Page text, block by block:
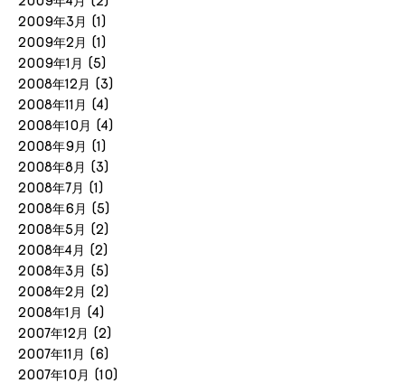
2009年3月 (1)
2009年2月 (1)
2009年1月 (5)
2008年12月 (3)
2008年11月 (4)
2008年10月 (4)
2008年9月 (1)
2008年8月 (3)
2008年7月 (1)
2008年6月 (5)
2008年5月 (2)
2008年4月 (2)
2008年3月 (5)
2008年2月 (2)
2008年1月 (4)
2007年12月 (2)
2007年11月 (6)
2007年10月 (10)